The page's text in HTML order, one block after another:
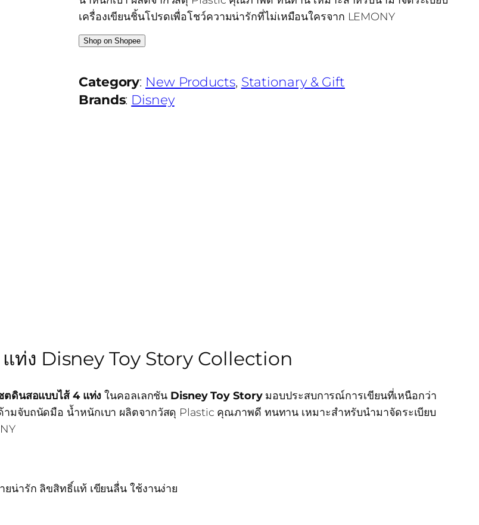
เครื่องเขียนชิ้นโปรดเพื่อโชว์ความน่ารักที่ไม่เหมือนใครจาก LEMONY
Shop on Shopee
Category: New Products, Stationary & Gift
Brands: Disney
ท่ง Disney Toy Story Collection
ตดินสอแบบไส้ 4 แท่ง ในคอลเลกชัน Disney Toy Storyมอบประสบการณ์การเขียนที่เหนือกว่า
จับถนัดมือ น้ำหนักเบา ผลิตจากวัสดุ Plastic คุณภาพดี ทนทาน เหมาะสำหรับนำมาจัดระเบียบ
น่ารัก ลิขสิทธิ์แท้ เขียนลื่น ใช้งานง่าย